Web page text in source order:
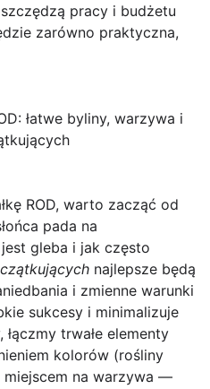
pracy i budżetu
zarówno praktyczna,
łatwe byliny, warzywa i
ROD, warto zacząć od
pada na
gleba i jak często
najlepsze będą
i zmienne warunki
sukcesy i minimalizuje
trwałe elementy
kolorów (rośliny
na warzywa —